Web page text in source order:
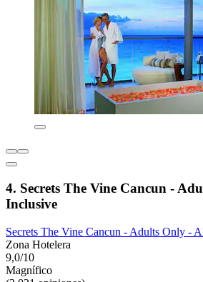
4. Secrets The Vine Cancun -
Inclusive
Secrets The Vine Cancun - Adults Only -
Zona Hotelera
9,0/10
Magnífico